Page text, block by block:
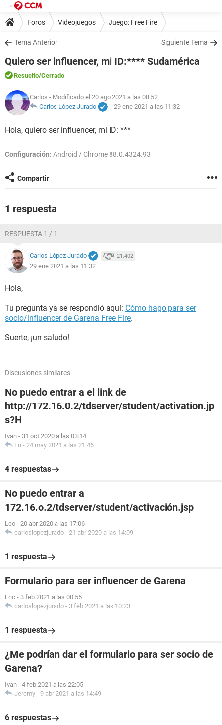
Foros Videojuegos Juego: Free Fire
Tema Anterior Siguiente Tema
Quiero ser influencer, mi ID:**** Sudamérica
Resuelto/Cerrado
Carlos - Modificado el 20 ago 2021 a las 08:52
Carlos López Jurado
- 29 ene 2021 a las 11:32
Hola, quiero ser influencer, mi ID: ***
Configuración: Android / Chrome 88.0.4324.93
Compartir
1 respuesta
RESPUESTA 1 / 1
Carlos López Jurado 21.402
29 ene 2021 a las 11:32
Hola,
Tu pregunta ya se respondió aquí: Cómo hago para ser
socio/influencer de Garena Free Fire.
Suerte, ¡un saludo!
Discusiones similares
No puedo entrar a el link de
http://172.16.0.2/tdserver/student/activation.jp
s?H
Ivan - 31 oct 2020 a las 03:14
Lu - 24 may 2021 a las 21:46
4 respuestas
No puedo entrar a
172.16.o.2/tdserver/student/activación.jsp
Leo - 20 abr 2020 a las 17:06
carloslopezjurado - 21 abr 2020 a las 14:09
1 respuesta
Formulario para ser influencer de Garena
Eric - 3 feb 2021 a las 00:55
carloslopezjurado - 3 feb 2021 a las 10:23
1 respuesta
¿Me podrían dar el formulario para ser socio de
Garena?
Ivan - 4 feb 2021 a las 22:05
Jeremy - 9 abr 2021 a las 14:49
6 respuestas